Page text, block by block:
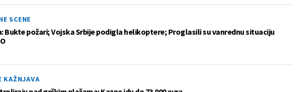
SCENE
Bukte požari; Vojska Srbije podigla helikoptere; Proglasili su vanrednu situaciju
KAŽNJAVA